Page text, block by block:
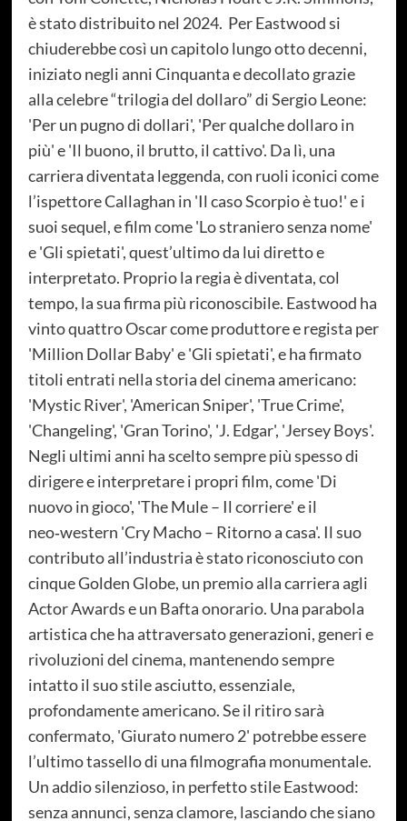
è stato distribuito nel 2024. Per Eastwood si
chiuderebbe così un capitolo lungo otto decenni,
iniziato negli anni Cinquanta e decollato grazie
alla celebre “trilogia del dollaro” di Sergio Leone:
'Per un pugno di dollari', 'Per qualche dollaro in
più' e 'Il buono, il brutto, il cattivo'. Da lì, una
carriera diventata leggenda, con ruoli iconici come
l’ispettore Callaghan in 'Il caso Scorpio è tuo!' e i
suoi sequel, e film come 'Lo straniero senza nome'
e 'Gli spietati', quest’ultimo da lui diretto e
interpretato. Proprio la regia è diventata, col
tempo, la sua firma più riconoscibile. Eastwood ha
vinto quattro Oscar come produttore e regista per
'Million Dollar Baby' e 'Gli spietati', e ha firmato
titoli entrati nella storia del cinema americano:
'Mystic River', 'American Sniper', 'True Crime',
'Changeling', 'Gran Torino', 'J. Edgar', 'Jersey Boys'.
Negli ultimi anni ha scelto sempre più spesso di
dirigere e interpretare i propri film, come 'Di
nuovo in gioco', 'The Mule – Il corriere' e il
neo‑western 'Cry Macho – Ritorno a casa'. Il suo
contributo all’industria è stato riconosciuto con
cinque Golden Globe, un premio alla carriera agli
Actor Awards e un Bafta onorario. Una parabola
artistica che ha attraversato generazioni, generi e
rivoluzioni del cinema, mantenendo sempre
intatto il suo stile asciutto, essenziale,
profondamente americano. Se il ritiro sarà
confermato, 'Giurato numero 2' potrebbe essere
l’ultimo tassello di una filmografia monumentale.
Un addio silenzioso, in perfetto stile Eastwood:
senza annunci, senza clamore, lasciando che siano